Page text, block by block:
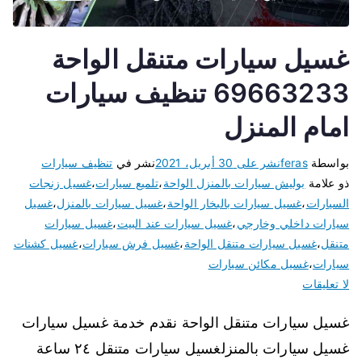
غسيل سيارات متنقل الواحة
69663233 تنظيف سيارات
امام المنزل
بواسطةferasنشر على 30 أبريل، 2021 نشر في تنظيف سيارات
ذو علامة بوليش سيارات بالمنزل الواحة،تلميع سيارات،غسيل زنجات
السيارات،غسيل سيارات بالبخار الواحة،غسيل سيارات بالمنزل،غسيل
سيارات داخلي وخارجي،غسيل سيارات عند البيت،غسيل سيارات
متنقل،غسيل سيارات متنقل الواحة،غسيل فرش سيارات،غسيل كشنات
سيارات،غسيل مكائن سيارات
لا تعليقات
غسيل سيارات متنقل الواحة نقدم خدمة غسيل سيارات
غسيل سيارات بالمنزلغسيل سيارات متنقل ٢٤ ساعة